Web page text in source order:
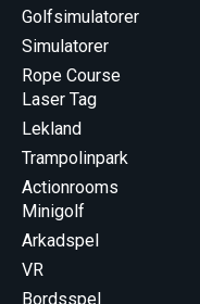
Golfsimulatorer
Simulatorer
Rope Course
Laser Tag
Lekland
Trampolinpark
Actionrooms
Minigolf
Arkadspel
VR
Bordsspel